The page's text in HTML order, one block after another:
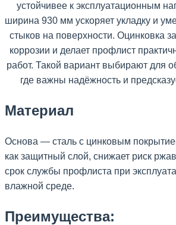
устойчивее к эксплуатационным
ширина 930 мм ускоряет укладку и
стыков на поверхности. Оцинковка
коррозии и делает профлист
работ. Такой вариант выбирают для
где важны надёжность и
Материал
Основа — сталь с цинковым
как защитный слой, снижает риск
срок службы профлиста при
влажной среде.
Преимущества: